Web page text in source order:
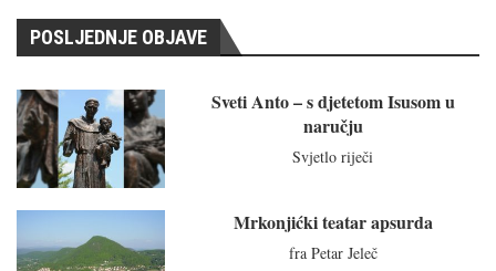
POSLJEDNJE OBJAVE
Sveti Anto – s djetetom Isusom u
naručju
Svjetlo riječi
Mrkonjićki teatar apsurda
fra Petar Jeleč